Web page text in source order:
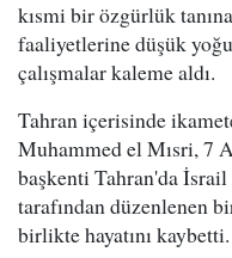
kısmi bir özgürlük
faaliyetlerine düşük
çalışmalar kaleme aldı.
Tahran içerisinde
Muhammed el Mısri, 7
başkenti Tahran'da
tarafından düzenlenen
birlikte hayatını kaybetti.